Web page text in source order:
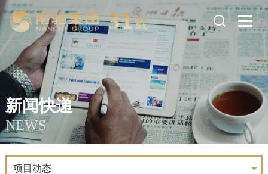
新闻快递
NEWS
项目动态